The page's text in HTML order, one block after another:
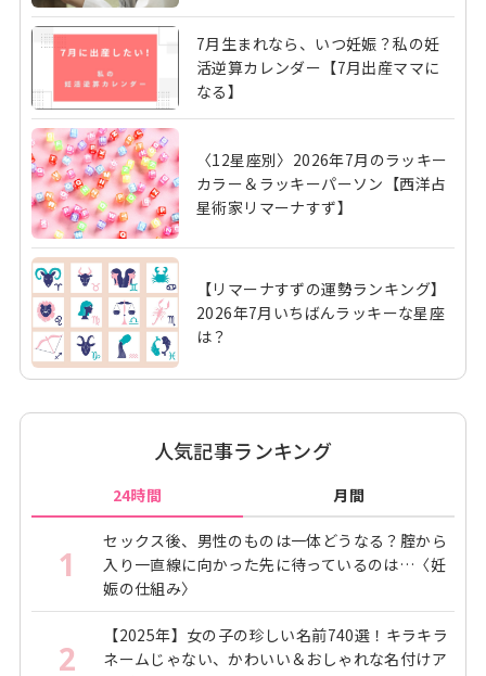
7月生まれなら、いつ妊娠？私の妊
活逆算カレンダー【7月出産ママに
なる】
〈12星座別〉2026年7月のラッキー
カラー＆ラッキーパーソン【西洋占
星術家リマーナすず】
【リマーナすずの運勢ランキング】
2026年7月いちばんラッキーな星座
は？
人気記事ランキング
24時間 月間
1
セックス後、男性のものは一体どうなる？腟から
入り一直線に向かった先に待っているのは…〈妊
娠の仕組み〉
2
【2025年】女の子の珍しい名前740選！キラキラ
ネームじゃない、かわいい＆おしゃれな名付けア